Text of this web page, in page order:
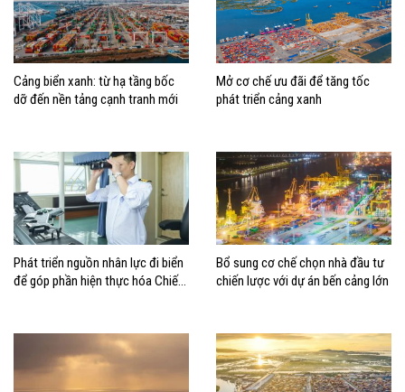
Cảng biển xanh: từ hạ tầng bốc
dỡ đến nền tảng cạnh tranh mới
Mở cơ chế ưu đãi để tăng tốc
phát triển cảng xanh
Phát triển nguồn nhân lực đi biển
để góp phần hiện thực hóa Chiến
Bổ sung cơ chế chọn nhà đầu tư
chiến lược với dự án bến cảng lớn